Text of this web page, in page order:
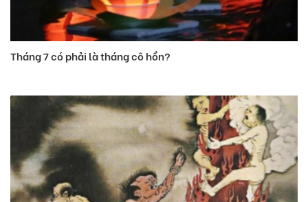
Tháng 7 có phải là tháng cô hồn?